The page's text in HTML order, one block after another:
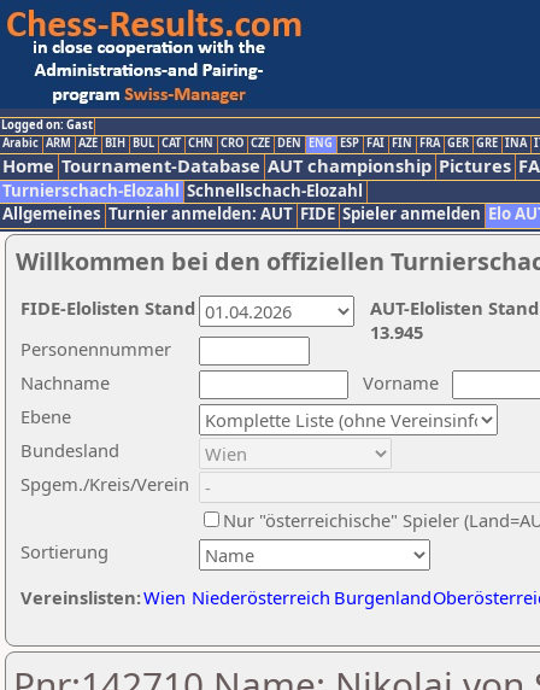
Logged on: Gast
Arabic ARM AZE BIH BUL CAT CHN CRO CZE DEN ENG ESP FAI FIN FRA GER GRE INA
Home Tournament-Database AUT championship Pictures
Turnierschach-Elozahl Schnellschach-Elozahl
Allgemeines Turnier anmelden: AUT FIDE Spieler anmelden Elo
Willkommen bei den offiziellen
Nachname
Vorname
Ebene
Sortierung
Personennummer
Bundesland
Spgem./Kreis/Verein
Nur "österreichische" Spieler
Vereinslisten:Wien Niederösterreich Burgenland
AUT-Elolisten
13.945
FIDE-Elolisten Stand